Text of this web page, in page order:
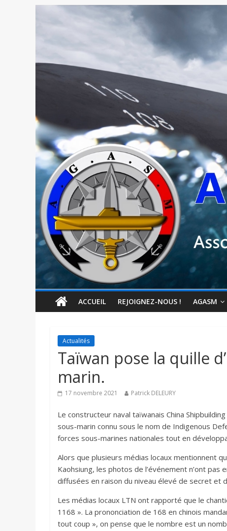
ACCUEIL REJOIGNEZ-NOUS ! AGASM
Actualités
Taïwan pose la quille
marin.
17 novembre 2021 Patrick DELEURY
Le constructeur naval taïwanais China
sous-marin connu sous le nom de Indigenous
forces sous-marines nationales tout en
Alors que plusieurs médias locaux mentionnent
Kaohsiung, les photos de l’événement n’ont
diffusées en raison du niveau élevé de secret et
Les médias locaux LTN ont rapporté que le
1168 ». La prononciation de 168 en chinois
tout coup », on pense que le nombre est un